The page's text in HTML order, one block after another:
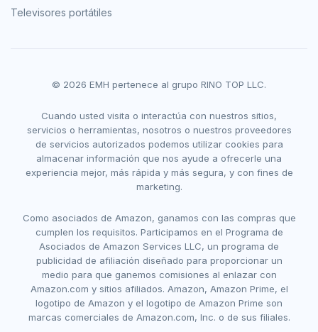
Televisores portátiles
© 2026 EMH pertenece al grupo RINO TOP LLC.
Cuando usted visita o interactúa con nuestros sitios,
servicios o herramientas, nosotros o nuestros proveedores
de servicios autorizados podemos utilizar cookies para
almacenar información que nos ayude a ofrecerle una
experiencia mejor, más rápida y más segura, y con fines de
marketing.
Como asociados de Amazon, ganamos con las compras que
cumplen los requisitos. Participamos en el Programa de
Asociados de Amazon Services LLC, un programa de
publicidad de afiliación diseñado para proporcionar un
medio para que ganemos comisiones al enlazar con
Amazon.com y sitios afiliados. Amazon, Amazon Prime, el
logotipo de Amazon y el logotipo de Amazon Prime son
marcas comerciales de Amazon.com, Inc. o de sus filiales.